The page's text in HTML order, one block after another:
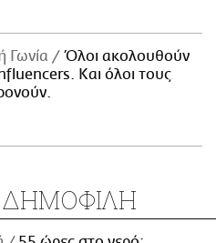
Γωνία
Όλοι ακολουθούν
Και όλοι τους
ΔΗΜΟΦΙΛΗ